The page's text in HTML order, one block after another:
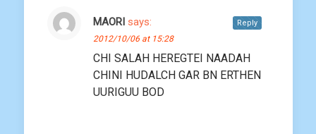
MAORI says:
2012/10/06 at 15:28
CHI SALAH HEREGTEI NAADAH
CHINI HUDALCH GAR BN ERTHEN
UURIGUU BOD
Reply